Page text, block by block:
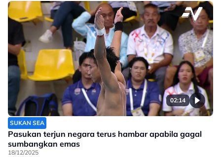
02:14
SUKAN SEA
Pasukan terjun negara terus hambar apabila gagal
sumbangkan emas
18/12/2025